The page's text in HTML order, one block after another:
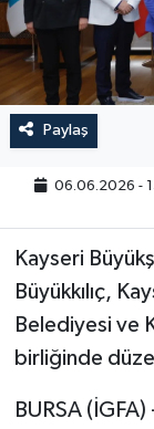
Paylaş
06.06.2026 -
Kayseri
Büyükkılıç,
Belediyesi ve
birliğinde
BURSA
RESMİ